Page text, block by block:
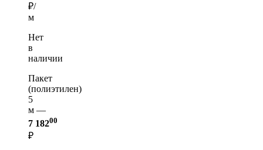
₽/
м
Нет
в
наличии
Пакет
(полиэтилен)
5
м —
7 18200
₽